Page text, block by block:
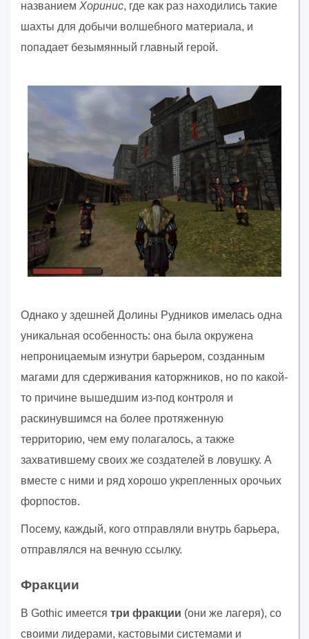
названием Хоринис, где как раз находились такие
шахты для добычи волшебного материала, и
попадает безымянный главный герой.
Однако у здешней Долины Рудников имелась одна
уникальная особенность: она была окружена
непроницаемым изнутри барьером, созданным
магами для сдерживания каторжников, но по какой-
то причине вышедшим из-под контроля и
раскинувшимся на более протяженную
территорию, чем ему полагалось, а также
захватившему своих же создателей в ловушку. А
вместе с ними и ряд хорошо укрепленных орочьих
форпостов.
Посему, каждый, кого отправляли внутрь барьера,
отправлялся на вечную ссылку.
Фракции
В Gothic имеется три фракции (они же лагеря), со
своими лидерами, кастовыми системами и